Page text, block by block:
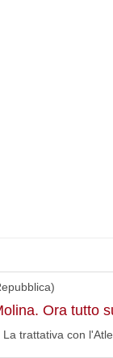
Ora tutto
trattativa con